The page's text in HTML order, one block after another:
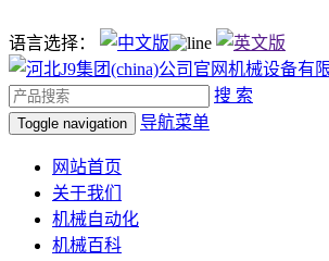
语言选择：
搜 索
Toggle navigation 导航菜单
网站首页
关于我们
机械自动化
机械百科